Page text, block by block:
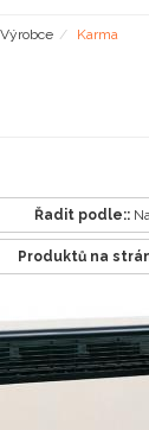
Karma
Řadit podle::
Produktů na